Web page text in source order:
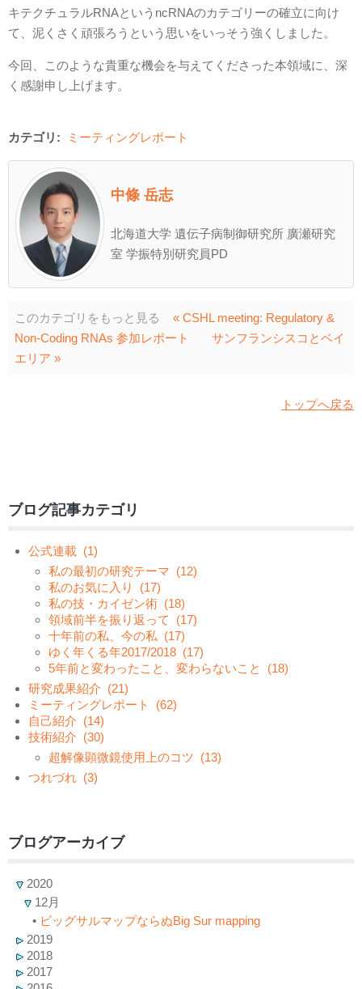
キテクチュラルRNAというncRNAのカテゴリーの確立に向け
て、泥くさく頑張ろうという思いをいっそう強くしました。
今回、このような貴重な機会を与えてくださった本領域に、深
く感謝申し上げます。
カテゴリ: ミーティングレポート
中條 岳志
北海道大学 遺伝子病制御研究所 廣瀬研究
室 学振特別研究員PD
このカテゴリをもっと見る
« CSHL meeting: Regulatory &
Non-Coding RNAs 参加レポート
サンフランシスコとベイ
エリア »
トップへ戻る
ブログ記事カテゴリ
公式連載 (1)
私の最初の研究テーマ (12)
私のお気に入り
(17)
私の技・カイゼン術 (18)
領域前半を振り返って
(17)
十年前の私、今の私 (17)
ゆく年くる年2017/2018 (17)
5年前と変わったこと、変わらないこと
(18)
研究成果紹介 (21)
ミーティングレポート
(62)
自己紹介 (14)
技術紹介 (30)
超解像顕微鏡使用上のコツ (13)
つれづれ (3)
ブログアーカイブ
2020
12月
• ビッグサルマップならぬBig Sur mapping
2019
2018
2017